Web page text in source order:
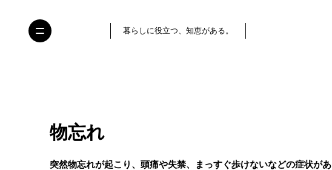
暮らしに役立つ、知恵がある。
物忘れ
突然物忘れが起こり、頭痛や失禁、まっすぐ歩けないなどの症状があ